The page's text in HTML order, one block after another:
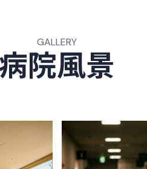
GALLERY
病院風景